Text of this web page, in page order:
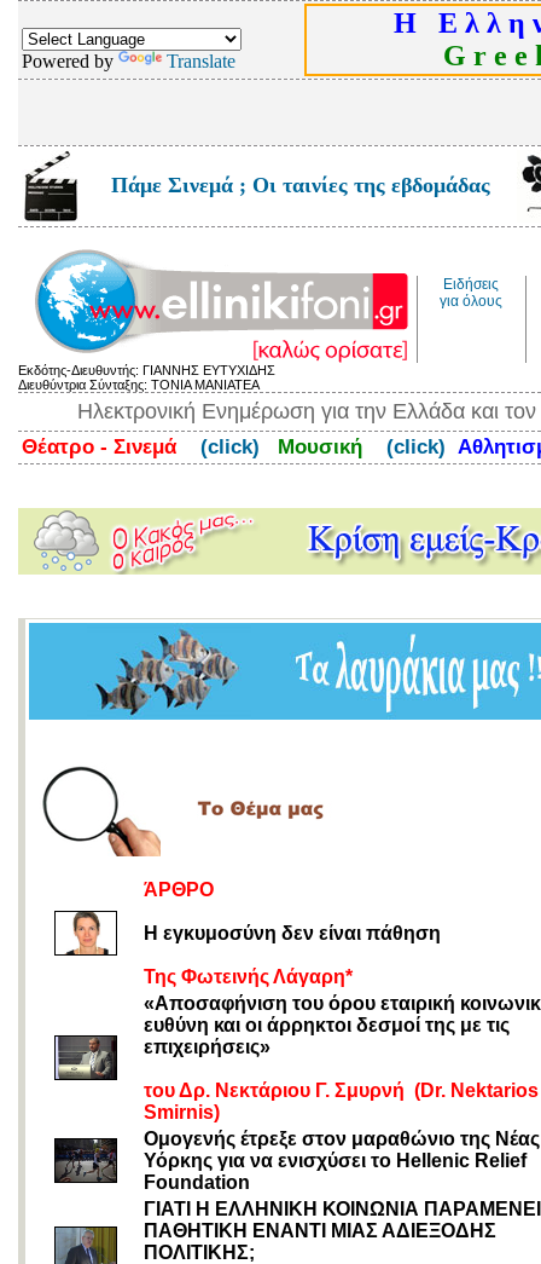
Powered by Translate
Η Ε λ λ η
G r e e
Πάμε Σινεμά ; Οι ταινίες της εβδομάδας
Ειδήσεις
για όλους
Εκδότης-Διευθυντής: ΓΙΑΝΝΗΣ ΕΥΤΥΧΙΔΗΣ
Διευθύντρια Σύνταξης: ΤΟΝΙΑ ΜΑΝΙΑΤΕΑ
Ηλεκτρονική Ενημέρωση για την Ελλάδα και
Θέατρο - Σινεμά (click) Μουσική (click)
ΆΡΘΡΟ
Η εγκυμοσύνη δεν είναι πάθηση
Της Φωτεινής Λάγαρη*
«Αποσαφήνιση του όρου εταιρική
ευθύνη και οι άρρηκτοι δεσμοί της με τις
επιχειρήσεις»
του Δρ. Νεκτάριου Γ. Σμυρνή (Dr. Nektarios
Smirnis)
Ομογενής έτρεξε στον μαραθώνιο της Νέας
Υόρκης για να ενισχύσει το Hellenic Relief
Foundation
ΓΙΑΤΙ Η ΕΛΛΗΝΙΚΗ ΚΟΙΝΩΝΙΑ ΠΑΡΑΜΕΝΕΙ
ΠΑΘΗΤΙΚΗ ΕΝΑΝΤΙ ΜΙΑΣ ΑΔΙΕΞΟΔΗΣ
ΠΟΛΙΤΙΚΗΣ;